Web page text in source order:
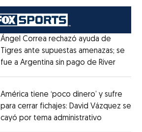
Ángel Correa rechazó ayuda de
Tigres ante supuestas amenazas; se
fue a Argentina sin pago de RiverOpens
América tiene ‘poco dinero’ y sufre
para cerrar fichajes: David Vázquez se
cayó por tema administrativo